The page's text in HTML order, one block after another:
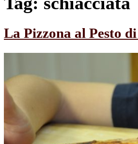
La Pizzona al Pesto